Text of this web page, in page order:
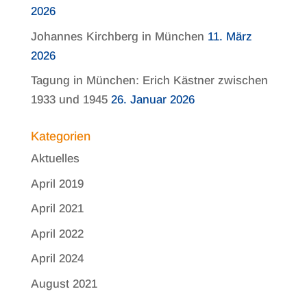
2026
Johannes Kirchberg in München 11. März
2026
Tagung in München: Erich Kästner zwischen
1933 und 1945 26. Januar 2026
Kategorien
Aktuelles
April 2019
April 2021
April 2022
April 2024
August 2021